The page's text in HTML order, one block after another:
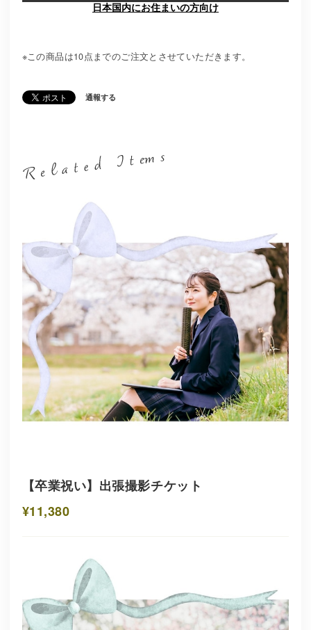
日本国内にお住まいの方向け
※この商品は10点までのご注文とさせていただきます。
通報する
【卒業祝い】出張撮影チケット
¥11,380